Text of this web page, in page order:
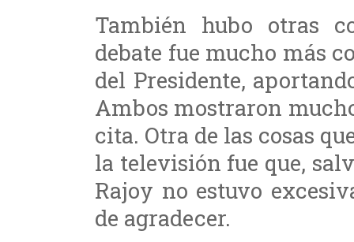
También hubo otras
debate fue mucho más
del Presidente,
Ambos mostraron
cita. Otra de las cosas
la televisión fue que,
Rajoy no estuvo
de agradecer.